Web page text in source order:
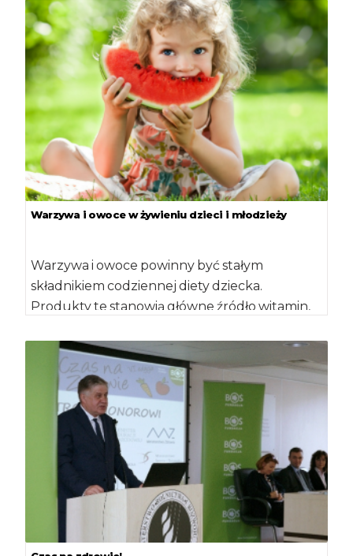
Warzywa i owoce w żywieniu dzieci i młodzieży
Warzywa i owoce powinny być stałym
składnikiem codziennej diety dziecka.
Produkty te stanowią główne źródło witamin,
naturalnych […]